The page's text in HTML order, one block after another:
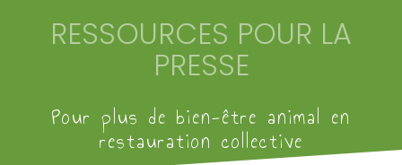
RESSOURCES POUR LA
PRESSE
Pour plus de bien-être animal en
restauration collective